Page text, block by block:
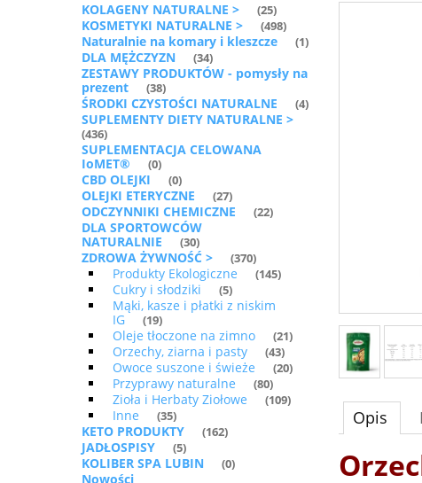
KOLAGENY NATURALNE > (25)
KOSMETYKI NATURALNE > (498)
Naturalnie na komary i kleszcze (1)
DLA MĘŻCZYZN (34)
ZESTAWY PRODUKTÓW - pomysły na
prezent
(38)
ŚRODKI CZYSTOŚCI NATURALNE (4)
SUPLEMENTY DIETY NATURALNE >
(436)
SUPLEMENTACJA CELOWANA
IoMET®
(0)
CBD OLEJKI (0)
OLEJKI ETERYCZNE (27)
ODCZYNNIKI CHEMICZNE (22)
DLA SPORTOWCÓW
NATURALNIE
(30)
ZDROWA ŻYWNOŚĆ > (370)
Produkty Ekologiczne (145)
Cukry i słodziki (5)
Mąki, kasze i płatki z niskim
IG
(19)
Oleje tłoczone na zimno (21)
Orzechy, ziarna i pasty (43)
Owoce suszone i świeże (20)
Przyprawy naturalne (80)
Zioła i Herbaty Ziołowe (109)
Inne (35)
KETO PRODUKTY (162)
JADŁOSPISY (5)
KOLIBER SPA LUBIN (0)
Nowości
Opis